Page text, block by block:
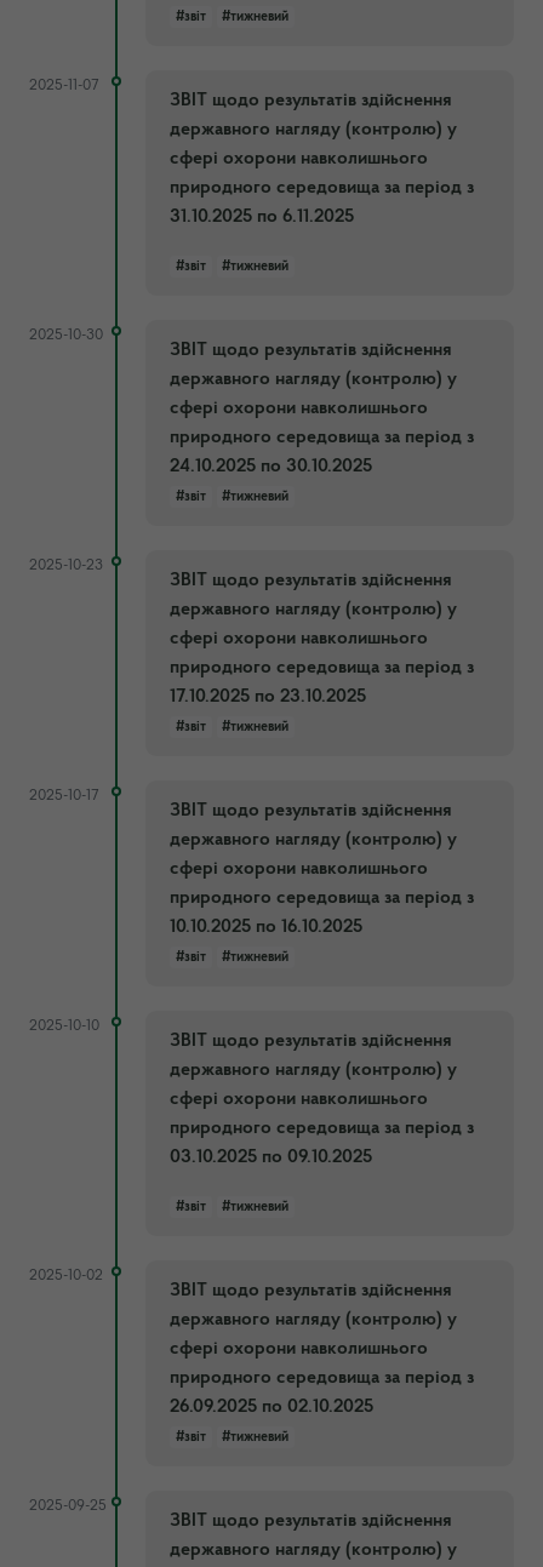
#звіт #тижневий
2025-11-07
ЗВІТ щодо результатів здійснення
державного нагляду (контролю) у
сфері охорони навколишнього
природного середовища за період з
31.10.2025 по 6.11.2025
#звіт #тижневий
2025-10-30
ЗВІТ щодо результатів здійснення
державного нагляду (контролю) у
сфері охорони навколишнього
природного середовища за період з
24.10.2025 по 30.10.2025
#звіт #тижневий
2025-10-23
ЗВІТ щодо результатів здійснення
державного нагляду (контролю) у
сфері охорони навколишнього
природного середовища за період з
17.10.2025 по 23.10.2025
#звіт #тижневий
2025-10-17
ЗВІТ щодо результатів здійснення
державного нагляду (контролю) у
сфері охорони навколишнього
природного середовища за період з
10.10.2025 по 16.10.2025
#звіт #тижневий
2025-10-10
ЗВІТ щодо результатів здійснення
державного нагляду (контролю) у
сфері охорони навколишнього
природного середовища за період з
03.10.2025 по 09.10.2025
#звіт #тижневий
2025-10-02
ЗВІТ щодо результатів здійснення
державного нагляду (контролю) у
сфері охорони навколишнього
природного середовища за період з
26.09.2025 по 02.10.2025
#звіт #тижневий
2025-09-25
ЗВІТ щодо результатів здійснення
державного нагляду (контролю) у